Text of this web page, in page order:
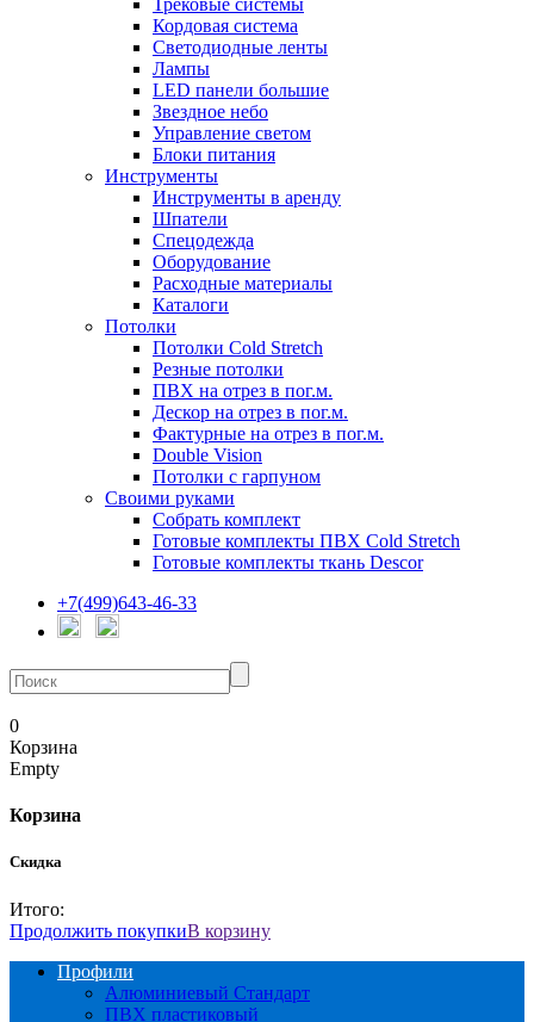
Трековые системы
Кордовая система
Светодиодные ленты
Лампы
LED панели большие
Звездное небо
Управление светом
Блоки питания
Инструменты
Инструменты в аренду
Шпатели
Спецодежда
Оборудование
Расходные материалы
Каталоги
Потолки
Потолки Cold Stretch
Резные потолки
ПВХ на отрез в пог.м.
Дескор на отрез в пог.м.
Фактурные на отрез в пог.м.
Double Vision
Потолки с гарпуном
Своими руками
Собрать комплект
Готовые комплекты ПВХ Cold Stretch
Готовые комплекты ткань Descor
+7(499)643-46-33
0
Корзина
Empty
Корзина
Скидка
Итого:
Продолжить покупкиВ корзину
Профили
Алюминиевый Стандарт
ПВХ пластиковый